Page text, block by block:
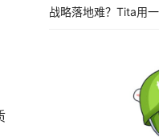
战略落地难？Tita用